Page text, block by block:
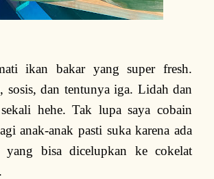
ikan bakar yang super fresh.
sosis, dan tentunya iga. Lidah dan
hehe. Tak lupa saya cobain
anak-anak pasti suka karena ada
yang bisa dicelupkan ke cokelat